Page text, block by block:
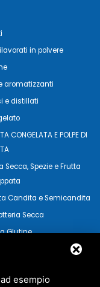
in polvere
aromatizzanti
e distillati
CONGELATA E POLPE DI
Secca, Spezie e Frutta
Candita e Semicandita
Secca
Glutine
esempio